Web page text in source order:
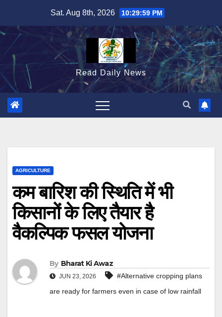
content
Sat. Aug 8th, 2026 10:30:00 PM
Read Daily News
AGRICULTURE
कम बारिश की स्थिति में भी
किसानों के लिए तैयार है
वैकल्पिक फसल योजना
By Bharat Ki Awaz
JUN 23, 2026
#Alternative cropping plans
are ready for farmers even in case of low rainfall